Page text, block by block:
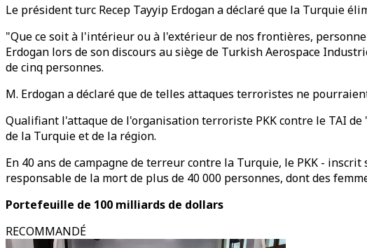
Le président turc Recep Tayyip Erdogan a déclaré que la Turquie
"Que ce soit à l'intérieur ou à l'extérieur de nos frontières,
Erdogan lors de son discours au siège de Turkish Aerospace
de cinq personnes.
M. Erdogan a déclaré que de telles attaques terroristes ne
Qualifiant l'attaque de l'organisation terroriste PKK contre le TAI
de la Turquie et de la région.
En 40 ans de campagne de terreur contre la Turquie, le PKK -
responsable de la mort de plus de 40 000 personnes, dont des
Portefeuille de 100 milliards de dollars
RECOMMANDÉ